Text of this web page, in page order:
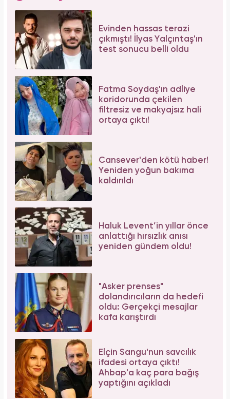
Evinden hassas terazi
çıkmıştı! İlyas Yalçıntaş'ın
test sonucu belli oldu
Fatma Soydaş'ın adliye
koridorunda çekilen
filtresiz ve makyajsız hali
ortaya çıktı!
Cansever'den kötü haber!
Yeniden yoğun bakıma
kaldırıldı
Haluk Levent’in yıllar önce
anlattığı hırsızlık anısı
yeniden gündem oldu!
"Asker prenses"
dolandırıcıların da hedefi
oldu: Gerçekçi mesajlar
kafa karıştırdı
Elçin Sangu'nun savcılık
ifadesi ortaya çıktı!
Ahbap'a kaç para bağış
yaptığını açıkladı